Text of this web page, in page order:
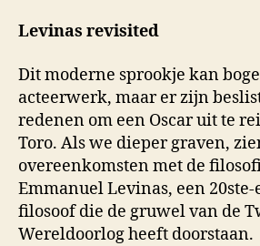
Levinas revisited
Dit moderne sprookje kan
acteerwerk, maar er zijn
redenen om een Oscar uit te
Toro. Als we dieper graven,
overeenkomsten met de
Emmanuel Levinas, een 20ste-
filosoof die de gruwel van de
Wereldoorlog heeft doorstaan.